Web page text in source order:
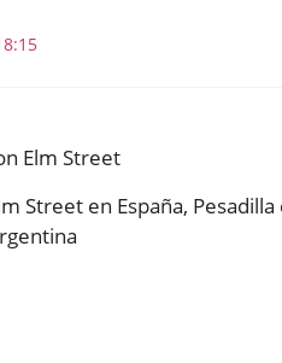
Elm Street
Street en España,